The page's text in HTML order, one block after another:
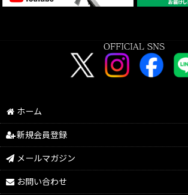
ホーム
新規会員登録
メールマガジン
お問い合わせ